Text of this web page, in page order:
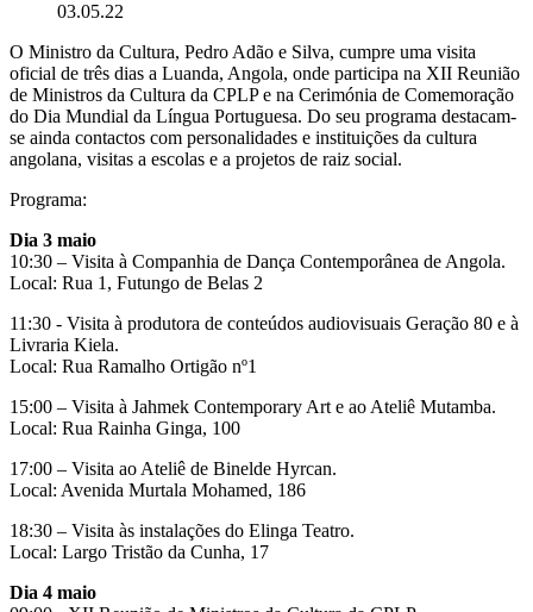
03.05.22
O Ministro da Cultura, Pedro Adão e Silva, cumpre uma visita
oficial de três dias a Luanda, Angola, onde participa na XII Reunião
de Ministros da Cultura da CPLP e na Cerimónia de Comemoração
do Dia Mundial da Língua Portuguesa. Do seu programa destacam-
se ainda contactos com personalidades e instituições da cultura
angolana, visitas a escolas e a projetos de raiz social.
Programa:
Dia 3 maio
10:30 – Visita à Companhia de Dança Contemporânea de Angola.
Local: Rua 1, Futungo de Belas 2
11:30 - Visita à produtora de conteúdos audiovisuais Geração 80 e à
Livraria Kiela.
Local: Rua Ramalho Ortigão nº1
15:00 – Visita à Jahmek Contemporary Art e ao Ateliê Mutamba.
Local: Rua Rainha Ginga, 100
17:00 – Visita ao Ateliê de Binelde Hyrcan.
Local: Avenida Murtala Mohamed, 186
18:30 – Visita às instalações do Elinga Teatro.
Local: Largo Tristão da Cunha, 17
Dia 4 maio